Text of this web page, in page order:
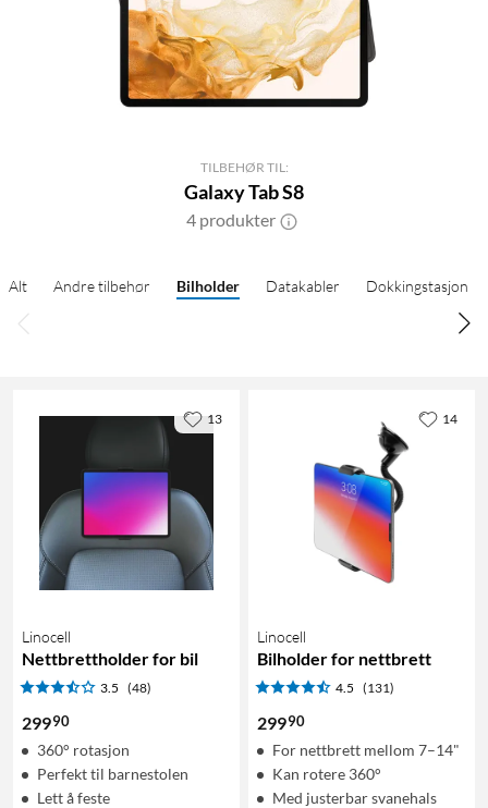
TILBEHØR TIL:
Galaxy Tab S8
4 produkter
Alt Andre tilbehør Bilholder Datakabler Dokkingstasjon
Linocell
Nettbrettholder for bil
3.5 (48)
29990
360° rotasjon
Perfekt til barnestolen
Lett å feste
13
Linocell
Bilholder for nettbrett
4.5 (131)
29990
For nettbrett mellom 7–14"
Kan rotere 360°
Med justerbar svanehals
14